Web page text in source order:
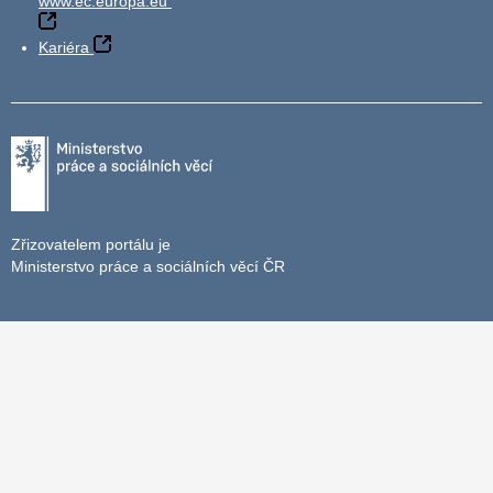
Kariéra
Zřizovatelem portálu je
Ministerstvo práce a sociálních věcí ČR